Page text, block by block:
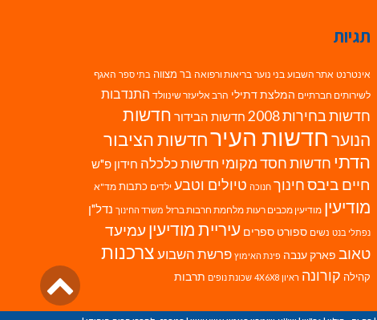
תגיות
אינטרנט אתר השבוע בני נוער בריאות ורפואה בר מצווה בתי ספר האגף
לשירותים חברתיים המלצת דתילי הרב אליעזר שינוולד התנדבות
חדשות בחירות 2008 חדשות הבידור חדשות
הנוערחדשות העירחדשות הציבור
הדתי חדשות חסד מקומי חדשות כלכלה חידון פ"ש
חיים ביבסחינוך חנוכה טיולים וטבע ילדים כתבות מד"א
מודיעין מודיעין מכבים רעות מלחמת חרבות ברזל משרד החינוך נדל"ן
נפתלי בנט נשים ספורט ספרים עיריית מודיעין עמיעד
טאוב פארק ענבה פינת האימוץ פרשת השבועצרכנות
קהילה קורונה ראיון 4X6X8 שכונת נופים תרבות